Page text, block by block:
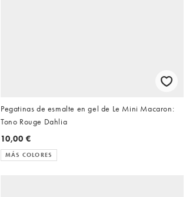
Pegatinas de esmalte en gel de Le Mini Macaron:
Tono Rouge Dahlia
10,00 €
MÁS COLORES